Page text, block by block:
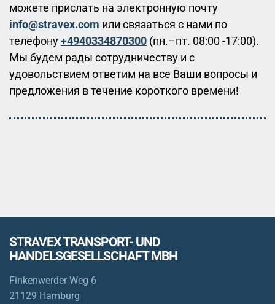
можете прислать на электронную почту
info@stravex.com или связаться с нами по
телефону+4940334870300 (пн.–пт. 08:00 -17:00).
Мы будем рады сотрудничеству и с
удовольствием ответим на все Ваши вопросы и
предложения в течение короткого времени!
STRAVEX TRANSPORT- UND
HANDELSGESELLSCHAFT MBH
Finkenwerder Weg 6
21129 Hamburg